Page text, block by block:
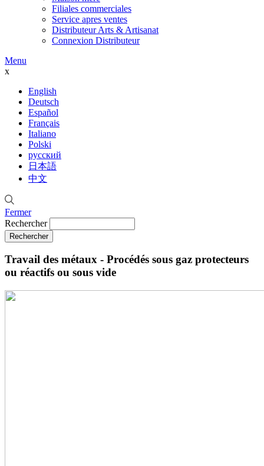
Filiales commerciales
Service apres ventes
Distributeur Arts & Artisanat
Connexion Distributeur
Menu
x
English
Deutsch
Español
Français
Italiano
Polski
русский
日本語
中文
Fermer
Rechercher
Travail des métaux - Procédés sous gaz protecteurs
ou réactifs ou sous vide